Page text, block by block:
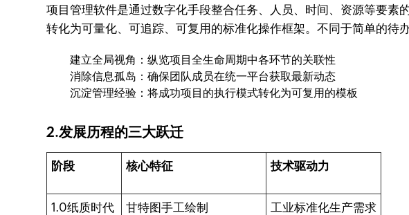
项目管理软件是通过数字化手段整合任务、人员、时间、资源等要素
转化为可量化、可追踪、可复用的标准化操作框架。不同于简单的待
建立全局视角：纵览项目全生命周期中各环节的关联性
消除信息孤岛：确保团队成员在统一平台获取最新动态
沉淀管理经验：将成功项目的执行模式转化为可复用的模板
2.发展历程的三大跃迁
阶段 核心特征 技术驱动力
1.0纸质时代 甘特图手工绘制 工业标准化生产需求